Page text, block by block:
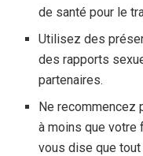
de santé pour le
Utilisez des
des rapports
partenaires.
Ne recommencez
à moins que votre
vous dise que tout